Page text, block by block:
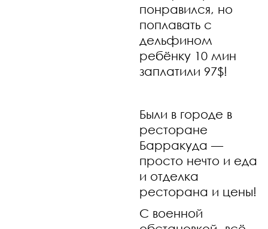
понравился, но
поплавать с
дельфином
ребёнку 10 мин
заплатили 97$!
Были в городе в
ресторане
Барракуда —
просто нечто и еда
и отделка
ресторана и цены!
С военной